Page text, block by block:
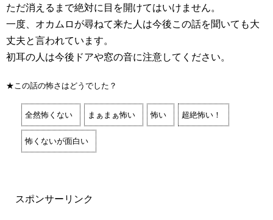
ただ消えるまで絶対に目を開けてはいけません。
一度、オカムロが尋ねて来た人は今後この話を聞いても大
丈夫と言われています。
初耳の人は今後ドアや窓の音に注意してください。
★この話の怖さはどうでした？
全然怖くない まぁまぁ怖い 怖い 超絶怖い！
怖くないが面白い
スポンサーリンク